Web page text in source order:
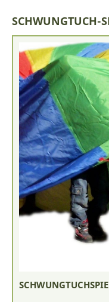
SCHWUNGTUCH-